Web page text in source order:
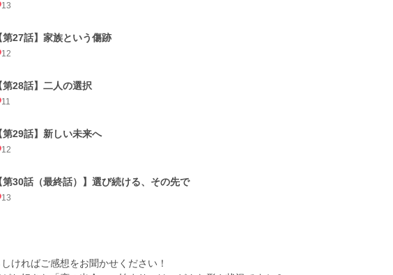
13
第27話】家族という傷跡
12
第28話】二人の選択
11
第29話】新しい未来へ
12
第30話（最終話）】選び続ける、その先で
13
ければご感想をお聞かせください！